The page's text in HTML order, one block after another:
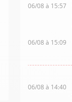
06/08 à 15:57
06/08 à 15:09
06/08 à 14:40